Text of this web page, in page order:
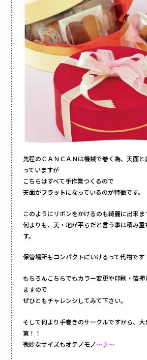
先程のＣＡＮＣＡＮは機械で巻く為、天面
っていますが
こちらはすべて手作業つくるので
天面がフラットになっているのが特徴です。
このようにリボンをかけるのも綺麗に出来ま
何よりも、天・地が平らだと言う事は積み
す。
保管場所もコンパクトにいけるって代物です
もちろんこちらでもカラー変更や印刷・箔
ますので
ぜひともチャレンジしてみて下さい。
そして何より手巻きのサークルですから、
第！！
微妙なサイズもオテノモノ～♪～